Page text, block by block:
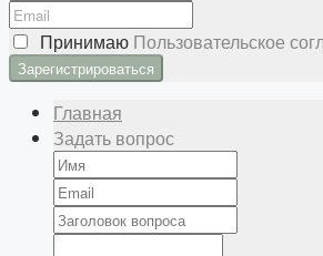
Принимаю Пользовательское
Главная
Задать вопрос